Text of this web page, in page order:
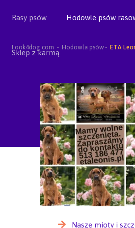
Rasy psów Hodowle psów
Sklep z karmą
Look4dog.com Hodowla psów ETA
Nasze mioty i